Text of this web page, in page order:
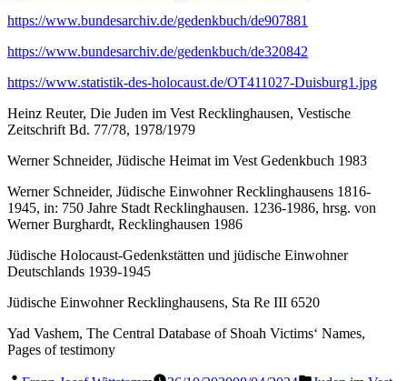
https://www.bundesarchiv.de/gedenkbuch/de907881
https://www.bundesarchiv.de/gedenkbuch/de320842
https://www.statistik-des-holocaust.de/OT411027-Duisburg1.jpg
Heinz Reuter, Die Juden im Vest Recklinghausen, Vestische
Zeitschrift Bd. 77/78, 1978/1979
Werner Schneider, Jüdische Heimat im Vest Gedenkbuch 1983
Werner Schneider, Jüdische Einwohner Recklinghausens 1816-
1945, in: 750 Jahre Stadt Recklinghausen. 1236-1986, hrsg. von
Werner Burghardt, Recklinghausen 1986
Jüdische Holocaust-Gedenkstätten und jüdische Einwohner
Deutschlands 1939-1945
Jüdische Einwohner Recklinghausens, Sta Re III 6520
Yad Vashem, The Central Database of Shoah Victims‘ Names,
Pages of testimony